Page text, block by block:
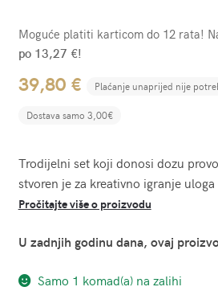
Moguće platiti karticom do 12 rata!
po 13,27 €!
39,80 € Plaćanje unaprijed nije
Dostava samo 3,00€
Trodijelni set koji donosi dozu
stvoren je za kreativno igranje uloga
Pročitajte više o proizvodu
U zadnjih godinu dana, ovaj
Samo 1 komad(a) na zalihi